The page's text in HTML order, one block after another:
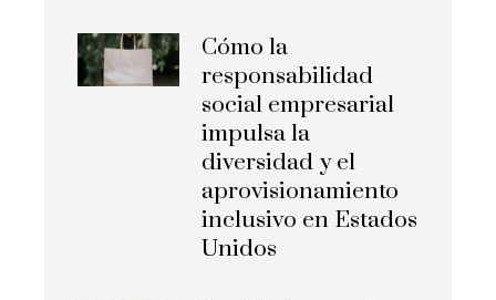
Cómo la
responsabilidad
social empresarial
impulsa la
diversidad y el
aprovisionamiento
inclusivo en Estados
Unidos